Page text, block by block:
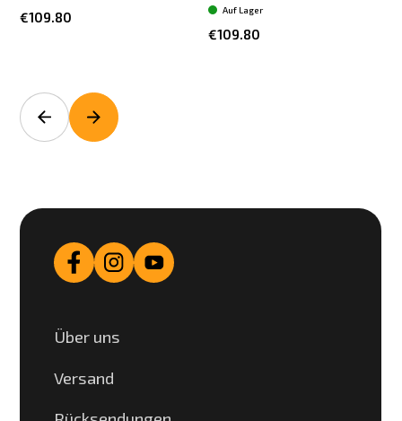
€109.80
€109.80
Auf Lager
Über uns
Versand